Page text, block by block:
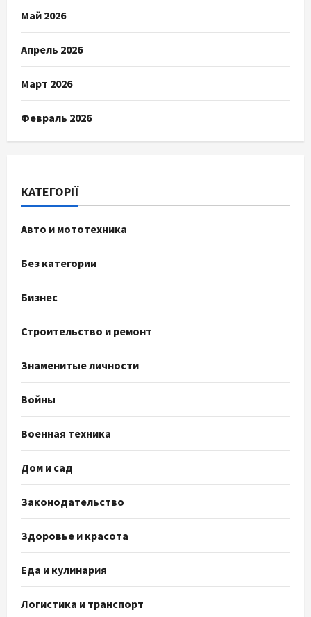
Май 2026
Апрель 2026
Март 2026
Февраль 2026
КАТЕГОРІЇ
Авто и мототехника
Без категории
Бизнес
Строительство и ремонт
Знаменитые личности
Войны
Военная техника
Дом и сад
Законодательство
Здоровье и красота
Еда и кулинария
Логистика и транспорт